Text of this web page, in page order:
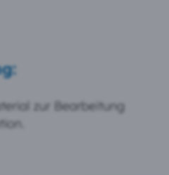
zur Bearbeitung